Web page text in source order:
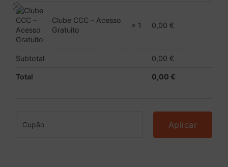
Clube CCC – Acesso
Gratuito
× 1 0,00 €
Subtotal 0,00 €
Total 0,00 €
Aplicar